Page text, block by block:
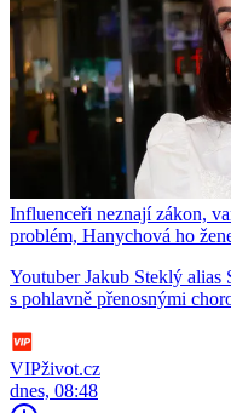
Influenceři neznají zákon,
problém, Hanychová ho
Youtuber Jakub Steklý
s pohlavně přenosnými
VIPživot.cz
dnes, 08:48